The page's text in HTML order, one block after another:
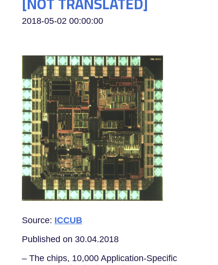
2018-05-02 00:00:00
Source: ICCUB
Published on 30.04.2018
– The chips, 10,000 Application-Specific